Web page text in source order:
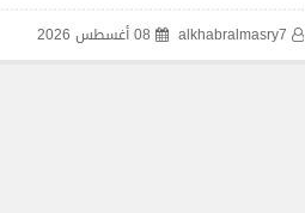
alkhabralmasry7
08 أغسطس 2026